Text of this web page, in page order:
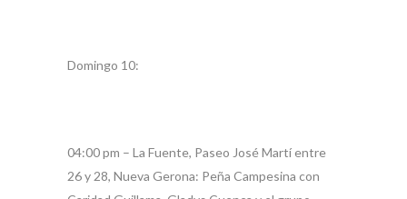
Domingo 10:
04:00 pm – La Fuente, Paseo José Martí entre
26 y 28, Nueva Gerona: Peña Campesina con